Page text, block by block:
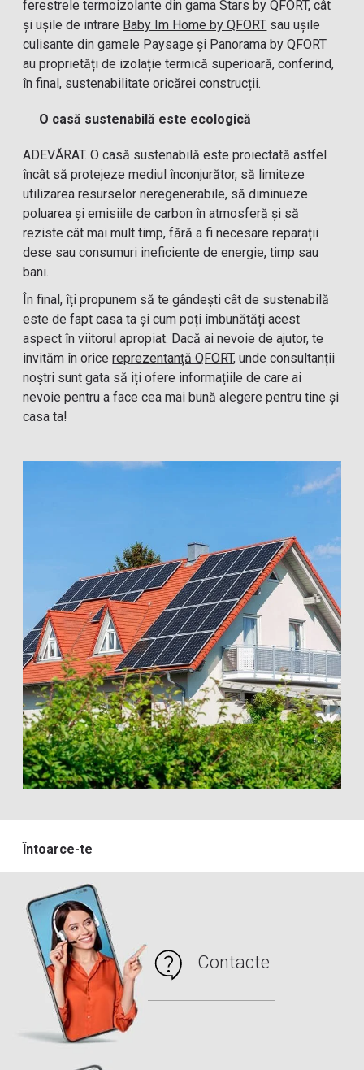
ferestrele termoizolante din gama Stars by QFORT, cât
și ușile de intrare Baby Im Home by QFORT sau ușile
culisante din gamele Paysage și Panorama by QFORT
au proprietăți de izolație termică superioară, conferind,
în final, sustenabilitate oricărei construcții.
O casă sustenabilă este ecologică
ADEVĂRAT. O casă sustenabilă este proiectată astfel
încât să protejeze mediul înconjurător, să limiteze
utilizarea resurselor neregenerabile, să diminueze
poluarea și emisiile de carbon în atmosferă și să
reziste cât mai mult timp, fără a fi necesare reparații
dese sau consumuri ineficiente de energie, timp sau
bani.
În final, îți propunem să te gândești cât de sustenabilă
este de fapt casa ta și cum poți îmbunătăți acest
aspect în viitorul apropiat. Dacă ai nevoie de ajutor, te
invităm în oricereprezentanță QFORT, unde consultanții
noștri sunt gata să iți ofere informațiile de care ai
nevoie pentru a face cea mai bună alegere pentru tine și
casa ta!
Întoarce-te
Contacte